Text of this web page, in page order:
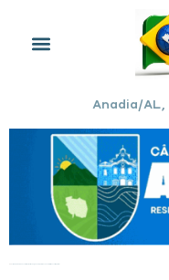
Anadia/